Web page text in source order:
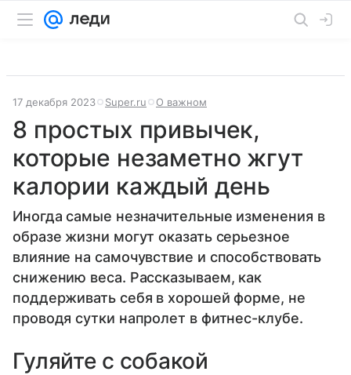
17 декабря 2023 Super.ru О важном
8 простых привычек,
которые незаметно жгут
калории каждый день
Иногда самые незначительные изменения в
образе жизни могут оказать серьезное
влияние на самочувствие и способствовать
снижению веса. Рассказываем, как
поддерживать себя в хорошей форме, не
проводя сутки напролет в фитнес-клубе.
Гуляйте с собакой